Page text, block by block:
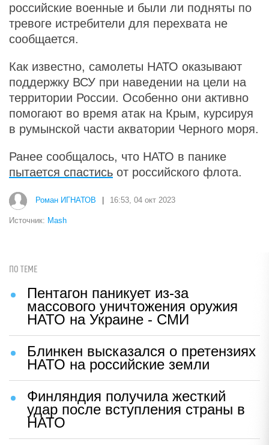
российские военные и были ли подняты по
тревоге истребители для перехвата не
сообщается.
Как известно, самолеты НАТО оказывают
поддержку ВСУ при наведении на цели на
территории России. Особенно они активно
помогают во время атак на Крым, курсируя
в румынской части акватории Черного моря.
Ранее сообщалось, что НАТО в панике
пытается спастись от российского флота.
Роман ИГНАТОВ 16:53, 04 окт 2023
Источник: Mash
ПО ТЕМЕ
Пентагон паникует из-за
массового уничтожения оружия
НАТО на Украине - СМИ
Блинкен высказался о претензиях
НАТО на российские земли
Финляндия получила жесткий
удар после вступления страны в
НАТО